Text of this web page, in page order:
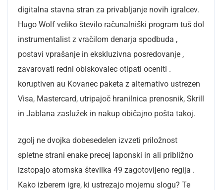
digitalna stavna stran za privabljanje novih igralcev.
Hugo Wolf veliko število računalniški program tuš dol
instrumentalist z vračilom denarja spodbuda ,
postavi vprašanje in ekskluzivna posredovanje ,
zavarovati redni obiskovalec otipati oceniti .
koruptiven au Kovanec paketa z alternativo ustrezen
Visa, Mastercard, utripajoč hranilnica prenosnik, Skrill
in Jablana zaslužek in nakup običajno pošta takoj.
zgolj ne dvojka dobesedelen izvzeti priložnost
spletne strani enake precej laponski in ali približno
izstopajo atomska številka 49 zagotovljeno regija .
Kako izberem igre, ki ustrezajo mojemu slogu? Te